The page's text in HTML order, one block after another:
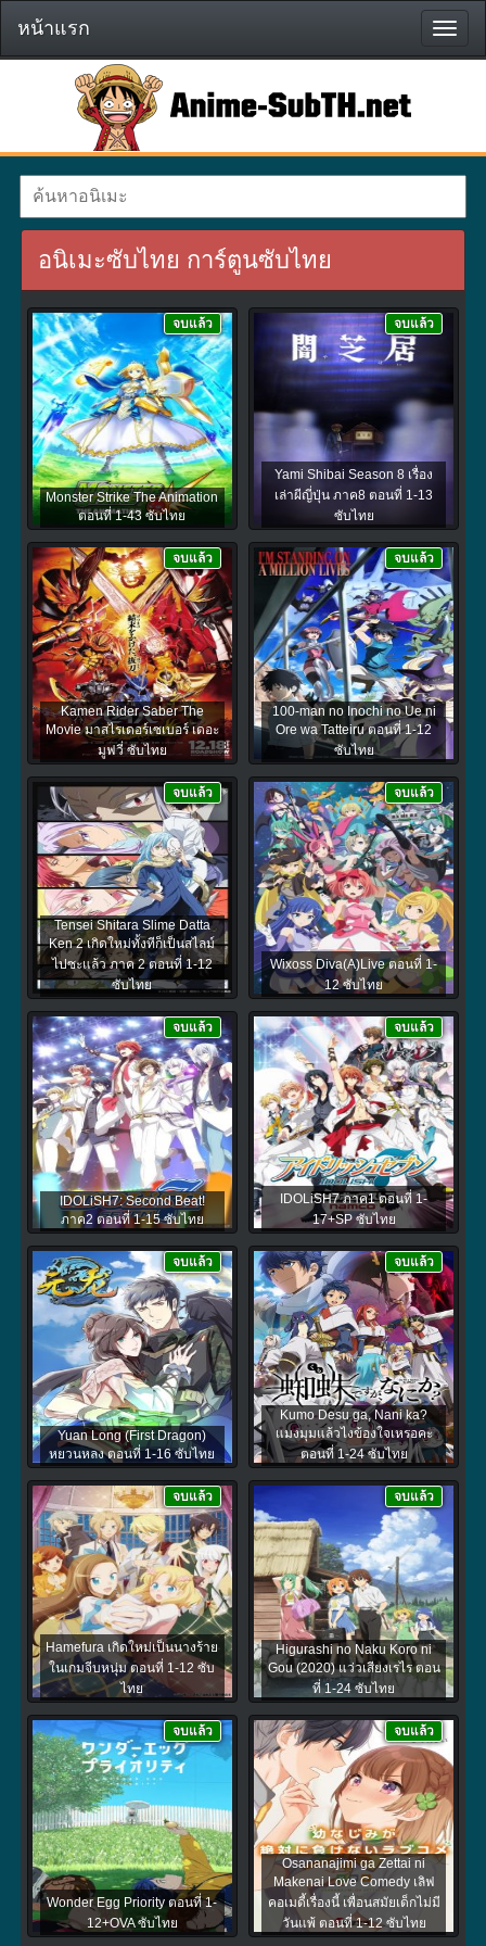
หน้า
แรก
หน้าแรก
อนิเมะซับไทย การ์ตูนซับไทย
Monster Strike The Animation
ตอนที่ 1-43 ซับไทย
จบแล้ว
Yami Shibai Season 8 เรื่อง
เล่าผีญี่ปุ่น ภาค8 ตอนที่ 1-13
ซับไทย
จบแล้ว
Kamen Rider Saber The
Movie มาสไรเดอร์เซเบอร์ เดอะ
มูฟวี่ ซับไทย
จบแล้ว
100-man no Inochi no Ue ni
Ore wa Tatteiru ตอนที่ 1-12
ซับไทย
จบแล้ว
Tensei Shitara Slime Datta
Ken 2 เกิดใหม่ทั้งทีก็เป็นสไลม์
ไปซะแล้ว ภาค 2 ตอนที่ 1-12
ซับไทย
จบแล้ว
Wixoss Diva(A)Live ตอนที่ 1-
12 ซับไทย
จบแล้ว
IDOLiSH7: Second Beat!
ภาค2 ตอนที่ 1-15 ซับไทย
จบแล้ว
IDOLiSH7 ภาค1 ตอนที่ 1-
17+SP ซับไทย
จบแล้ว
Yuan Long (First Dragon)
หยวนหลง ตอนที่ 1-16 ซับไทย
จบแล้ว
Kumo Desu ga, Nani ka?
แมงมุมแล้วไงข้องใจเหรอคะ
ตอนที่ 1-24 ซับไทย
จบแล้ว
Hamefura เกิดใหม่เป็นนางร้าย
ในเกมจีบหนุ่ม ตอนที่ 1-12 ซับ
ไทย
จบแล้ว
Higurashi no Naku Koro ni
Gou (2020) แว่วเสียงเรไร ตอน
ที่ 1-24 ซับไทย
จบแล้ว
Wonder Egg Priority ตอนที่ 1-
12+OVA ซับไทย
จบแล้ว
Osananajimi ga Zettai ni
Makenai Love Comedy เลิฟ
คอเมดี้เรื่องนี้ เพื่อนสมัยเด็กไม่มี
วันแพ้ ตอนที่ 1-12 ซับไทย
จบแล้ว